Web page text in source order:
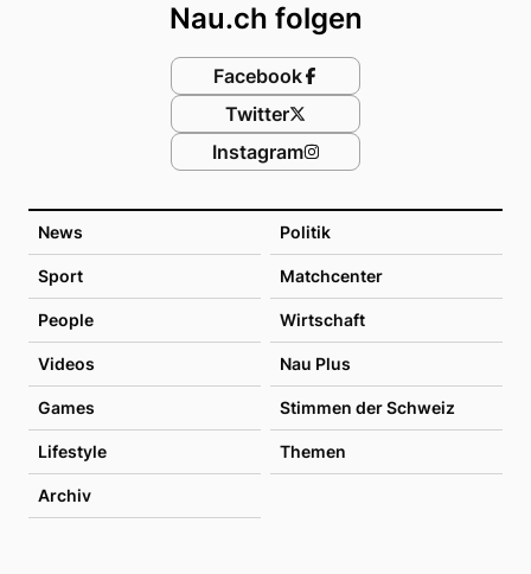
News Politik
Sport Matchcenter
People Wirtschaft
Videos Nau Plus
Games Stimmen der Schweiz
Lifestyle Themen
Archiv
Nau.ch folgen
Facebook
Twitter
Instagram